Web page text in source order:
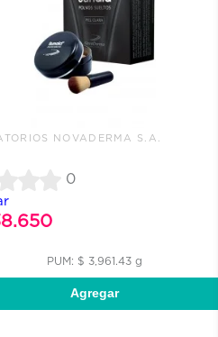
NOVADERMA S.A.
0
PUM: $ 3,961.43 g
Agregar